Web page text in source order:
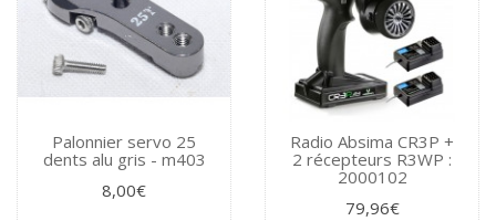
Palonnier servo 25
dents alu gris - m403
8,00€
Radio Absima CR3P +
2 récepteurs R3WP :
2000102
79,96€